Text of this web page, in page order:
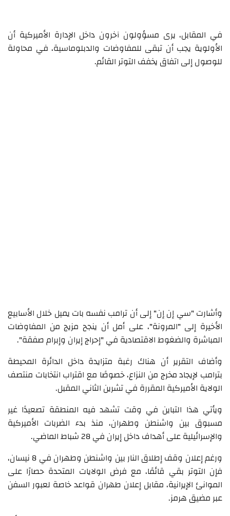
في المقابل، يرى مسؤولون آخرون داخل الإدارة الأميركية أن
الأولوية يجب أن تبقى للمفاوضات والدبلوماسية، في محاولة
للوصول إلى اتفاق يخفف التوتر القائم.
وأشارت "سي إن إن" إلى أن ترامب نفسه بات يميل خلال الأسابيع
الأخيرة إلى "المرونة"، على أمل أن ينجح مزيج من المفاوضات
المباشرة والضغوط الاقتصادية في "إحراج إيران وإبرام صفقة".
وأضاف التقرير أن هناك رغبة متزايدة داخل الدائرة المحيطة
بترامب لإيجاد مخرج من النزاع، خصوصًا مع اقتراب انتخابات منتصف
الولاية الأميركية المقررة في تشرين الثاني المقبل.
ويأتي هذا التباين في وقت تشهد فيه المنطقة تصعيدًا غير
مسبوق بين واشنطن وطهران، منذ بدء الضربات الأميركية
والإسرائيلية على أهداف داخل إيران في 28 شباط الماضي.
ورغم إعلان وقف إطلاق النار بين واشنطن وطهران في 8 نيسان،
فإن التوتر بقي قائمًا، مع فرض الولايات المتحدة حصارًا على
الموانئ الإيرانية، مقابل إعلان طهران قواعد خاصة لعبور السفن
عبر مضيق هرمز.